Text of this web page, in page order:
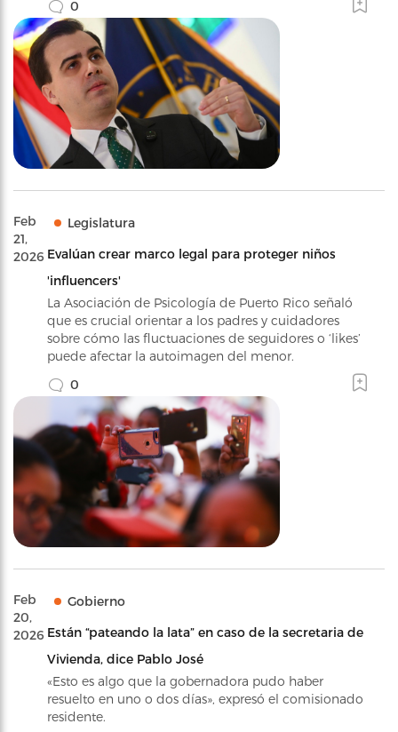
0
Feb
21,
2026
Legislatura
Evalúan crear marco legal para proteger niños
'influencers'
La Asociación de Psicología de Puerto Rico señaló
que es crucial orientar a los padres y cuidadores
sobre cómo las fluctuaciones de seguidores o ‘likes’
puede afectar la autoimagen del menor.
0
Feb
20,
2026
Gobierno
Están “pateando la lata” en caso de la secretaria de
Vivienda, dice Pablo José
«Esto es algo que la gobernadora pudo haber
resuelto en uno o dos días», expresó el comisionado
residente.